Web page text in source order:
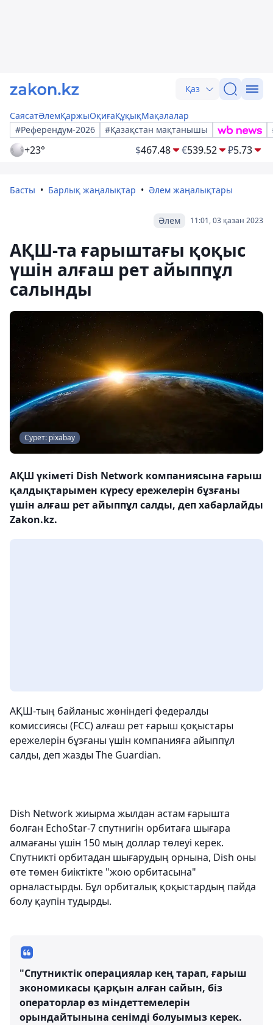
Қаз
СаясатӘлемҚаржыОқиғаҚұқықМақалалар
#Референдум-2026
#Қазақстан мақтанышы
+23° $467.48 €539.52 ₽5.73
Басты Барлық жаңалықтар Әлем жаңалықтары
11:01, 03 қазан 2023
Әлем
АҚШ-та ғарыштағы қоқыс
үшін алғаш рет айыппұл
салынды
Сурет: pixabay
АҚШ үкіметі Dish Network компаниясына ғарыш
қалдықтарымен күресу ережелерін бұзғаны
үшін алғаш рет айыппұл салды, деп хабарлайды
Zakon.kz.
АҚШ-тың байланыс жөніндегі федералды
комиссиясы (FCC) алғаш рет ғарыш қоқыстары
ережелерін бұзғаны үшін компанияға айыппұл
салды, деп жазды The Guardian.
Dish Network жиырма жылдан астам ғарышта
болған EchoStar-7 спутнигін орбитаға шығара
алмағаны үшін 150 мың доллар төлеуі керек.
Спутникті орбитадан шығарудың орнына, Dish оны
өте төмен биіктікте "жою орбитасына"
орналастырды. Бұл орбиталық қоқыстардың пайда
болу қаупін тудырды.
"Спутниктік операциялар кең тарап, ғарыш
экономикасы қарқын алған сайын, біз
операторлар өз міндеттемелерін
орындайтынына сенімді болуымыз керек.